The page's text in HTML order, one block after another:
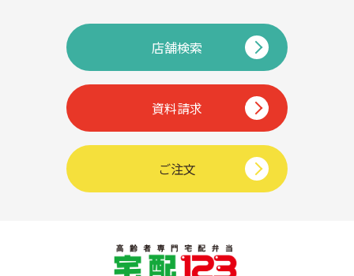
店舗検索
資料請求
ご注文